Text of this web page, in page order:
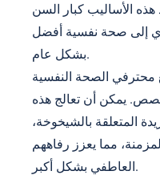
هذه الأساليب كبار السن
إلى صحة نفسية أفضل
بشكل عام.
محترفي الصحة النفسية
يمكن أن تعالج هذه
المتعلقة بالشيخوخة،
مما يعزز رفاههم
العاطفي بشكل أكبر.